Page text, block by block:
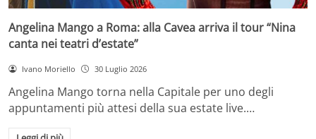
Angelina Mango a Roma: alla Cavea arriva il tour “Nina
canta nei teatri d’estate”
Ivano Moriello 30 Luglio 2026
Angelina Mango torna nella Capitale per uno degli
appuntamenti più attesi della sua estate live.…